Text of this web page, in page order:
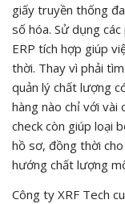
giấy truyền thống
số hóa. Sử dụng
ERP tích hợp giúp
thời. Thay vì phải
quản lý chất lượng
hàng nào chỉ với vài
check còn giúp loại
hồ sơ, đồng thời
hướng chất lượng
Công ty XRF Tech